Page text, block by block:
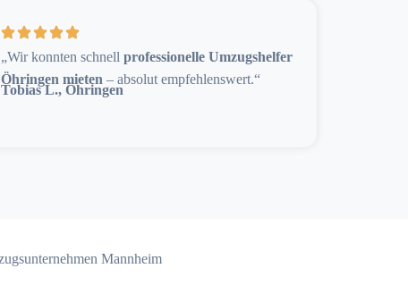
„Wir konnten schnell professionelle Umzugshelfer
Öhringen mieten – absolut empfehlenswert.“
Tobias L., Öhringen